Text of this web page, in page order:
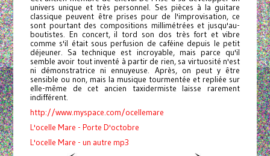
univers unique et très personnel. Ses pièces à la guitare
classique peuvent être prises pour de l'improvisation, ce
sont pourtant des compositions millimétrées et jusqu'au-
boutistes. En concert, il tord son dos très fort et vibre
comme s'il était sous perfusion de caféine depuis le petit
déjeuner. Sa technique est incroyable, mais parce qu'il
semble avoir tout inventé à partir de rien, sa virtuosité n'est
ni démonstratrice ni ennuyeuse. Après, on peut y être
sensible ou non, mais la musique tourmentée et repliée sur
elle-même de cet ancien taxidermiste laisse rarement
indifférent.
http://www.myspace.com/ocellemare
L'ocelle Mare - Porte D'octobre
L'ocelle Mare - un autre mp3